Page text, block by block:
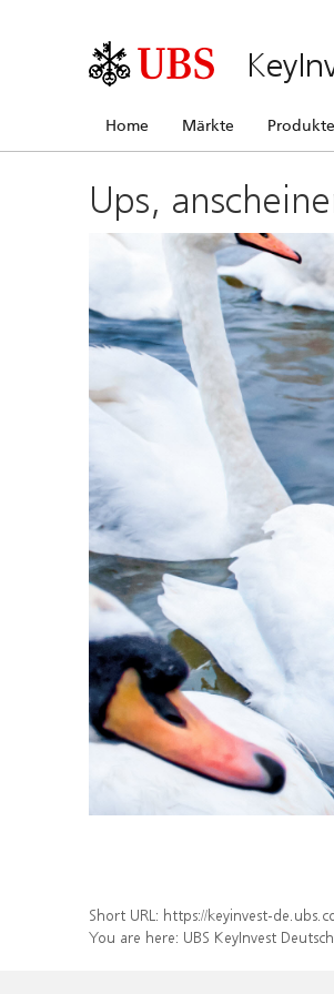
Home Märkte Produkte
Ups,
Short URL: https://keyinvest-
You are here: UBS KeyInvest